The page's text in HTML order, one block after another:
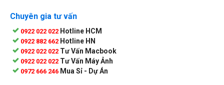
Chuyên gia tư vấn
0922 022 022 Hotline HCM
0922 882 662 Hotline HN
0922 022 022 Tư Vấn Macbook
0922 022 022 Tư Vấn Máy Ảnh
0972 666 246 Mua Sỉ - Dự Án